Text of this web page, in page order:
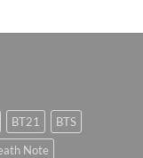
BT21
BTS
Note